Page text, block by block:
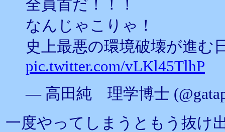
全員首だ！！！
なんじゃこりゃ！
史上最悪の環境破壊が進む
pic.twitter.com/vLKl45TlhP
— 高田純 理学博士
一度やってしまうともう抜け